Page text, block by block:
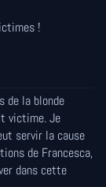
!
de la blonde
victime. Je
servir la cause
de Francesca,
dans cette